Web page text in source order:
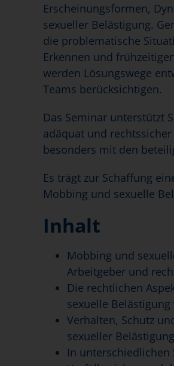
Erscheinungsformen,
sexueller Belästigung.
die problematische
Erkennen und
werden Lösungswege
Teams berücksichtigen.
Das Seminar unterstützt
adäquat und
besonders mit den
Es trägt zur Schaffung
Mobbing und sexuelle
Inhalt
Mobbing und
Arbeitgeber und
Die rechtlichen
sexuelle Belästigung
Verhalten, Schutz
sexueller
In unterschiedlichen